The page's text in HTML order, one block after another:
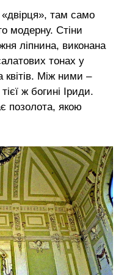
«двірця», там само
модерну. Стіни
ліпнина, виконана
тонах у
квітів. Між ними –
ж богині Іриди.
позолота, якою